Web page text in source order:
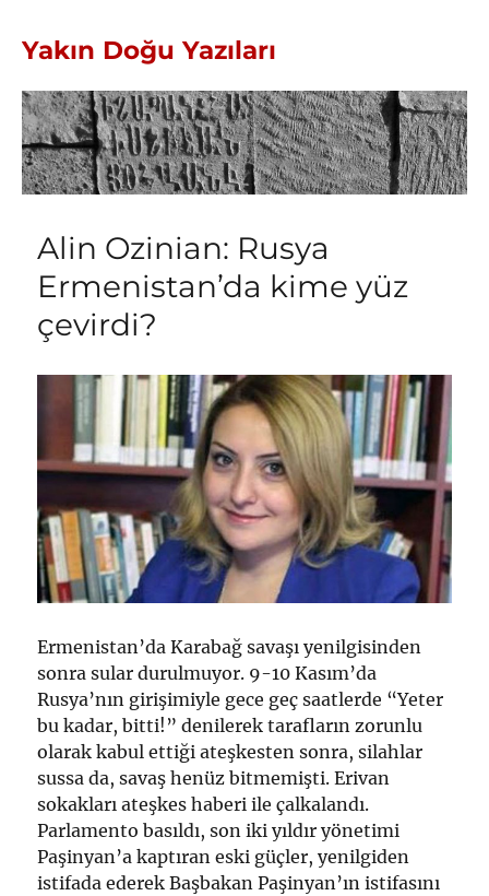
Yakın Doğu Yazıları
Alin Ozinian: Rusya
Ermenistan’da kime yüz
çevirdi?
Ermenistan’da Karabağ savaşı yenilgisinden
sonra sular durulmuyor. 9-10 Kasım’da
Rusya’nın girişimiyle gece geç saatlerde “Yeter
bu kadar, bitti!” denilerek tarafların zorunlu
olarak kabul ettiği ateşkesten sonra, silahlar
sussa da, savaş henüz bitmemişti. Erivan
sokakları ateşkes haberi ile çalkalandı.
Parlamento basıldı, son iki yıldır yönetimi
Paşinyan’a kaptıran eski güçler, yenilgiden
istifada ederek Başbakan Paşinyan’ın istifasını